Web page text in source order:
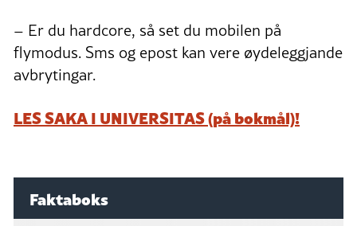
– Er du hardcore, så set du mobilen på
flymodus. Sms og epost kan vere øydeleggjande
avbrytingar.
LES SAKA I UNIVERSITAS (på bokmål)!
Faktaboks